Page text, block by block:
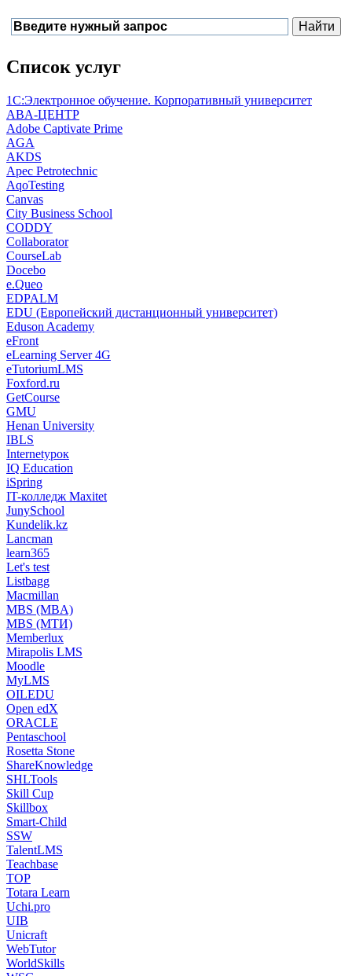
Список услуг
1С:Электронное обучение. Корпоративный университет
ABA-ЦЕНТР
Adobe Captivate Prime
AGA
AKDS
Apec Petrotechnic
AqoTesting
Canvas
City Business School
CODDY
Collaborator
CourseLab
Docebo
e.Queo
EDPALM
EDU (Европейский дистанционный университет)
Eduson Academy
eFront
eLearning Server 4G
eTutoriumLMS
Foxford.ru
GetCourse
GMU
Henan University
IBLS
Internetурок
IQ Education
iSpring
IT-колледж Maxitet
JunySchool
Kundelik.kz
Lancman
learn365
Let's test
Listbagg
Macmillan
MBS (MBA)
MBS (МТИ)
Memberlux
Mirapolis LMS
Moodle
MyLMS
OILEDU
Open edX
ORACLE
Pentaschool
Rosetta Stone
ShareKnowledge
SHLTools
Skill Cup
Skillbox
Smart-Child
SSW
TalentLMS
Teachbase
TOP
Totara Learn
Uchi.pro
UIB
Unicraft
WebTutor
WorldSkills